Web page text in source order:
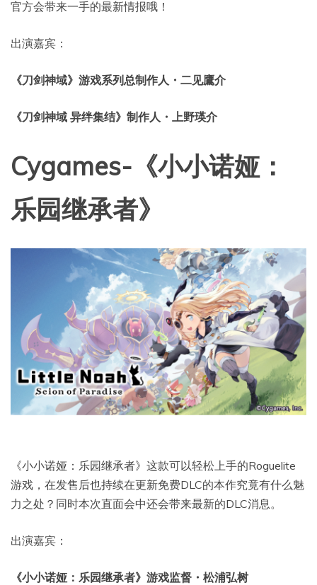
官方会带来一手的最新情报哦！
出演嘉宾：
《刀剑神域》游戏系列总制作人・二见鷹介
《刀剑神域 异绊集结》制作人・上野瑛介
Cygames-《小小诺娅：
乐园继承者》
《小小诺娅：乐园继承者》这款可以轻松上手的Roguelite
游戏，在发售后也持续在更新免费DLC的本作究竟有什么魅
力之处？同时本次直面会中还会带来最新的DLC消息。
出演嘉宾：
《小小诺娅：乐园继承者》游戏监督・松浦弘树